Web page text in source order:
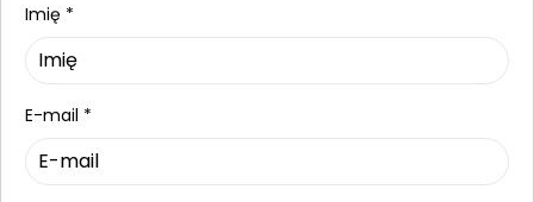
Imię *
E-mail *